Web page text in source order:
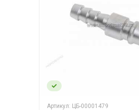
Артикул: ЦБ-00001479